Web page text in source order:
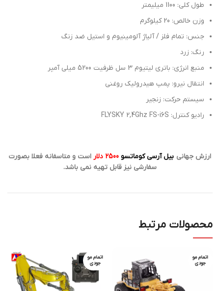
طول کلی: 1100 میلیمتر
وزن خالص: 20 کیلوگرم
جنس: تمام فلز / آلیاژ آلومینیوم و استیل ضد زنگ
رنگ: زرد
منبع انرژی: باتری لیتیوم 3 سل ظرفیت 5200 میلی آمپر
انتقال نیرو: پمپ هیدرولیک روغنی
سیستم حرکت: زنجیر
رادیو کنترل: FLYSKY 2,4Ghz FS-i6S
ارزش جهانی بیل آرسی کوماتسو
است و متاسفانه فعلا بصورت
سفارشی نیز قابل تهیه نمی باشد.
محصولات مرتبط
اتمام مو
جودی
اتمام مو
جودی